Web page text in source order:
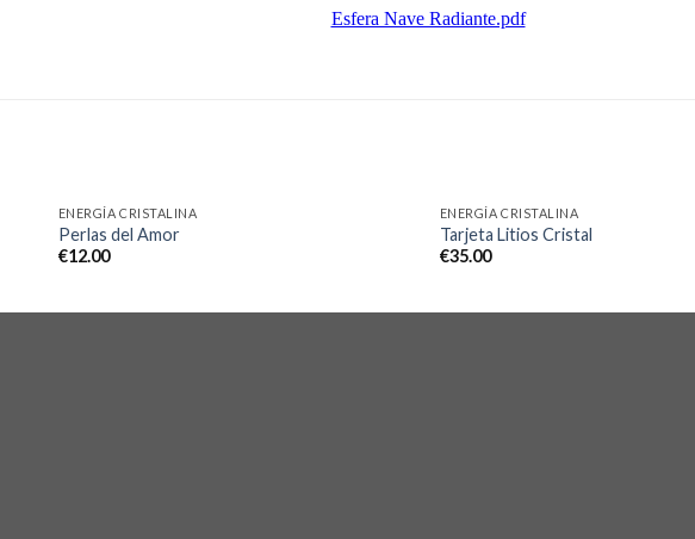
Esfera Nave Radiante.pdf
ENERGÍA CRISTALINA
Perlas del Amor
€12.00
ENERGÍA CRISTALINA
Tarjeta Litios Cristal
€35.00